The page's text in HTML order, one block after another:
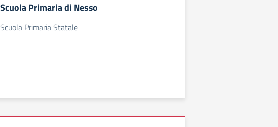
Scuola Primaria di Nesso
Scuola Primaria Statale